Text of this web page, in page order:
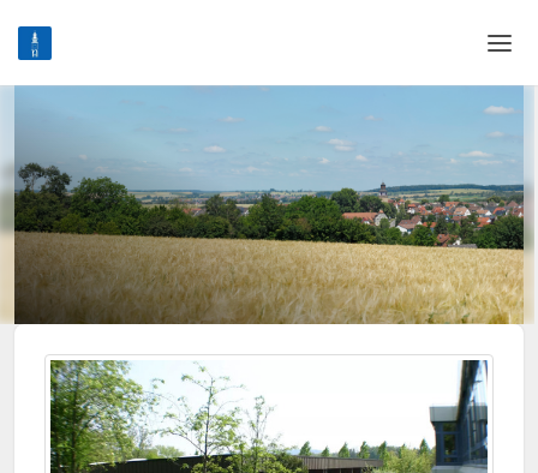
Language
Help & Info